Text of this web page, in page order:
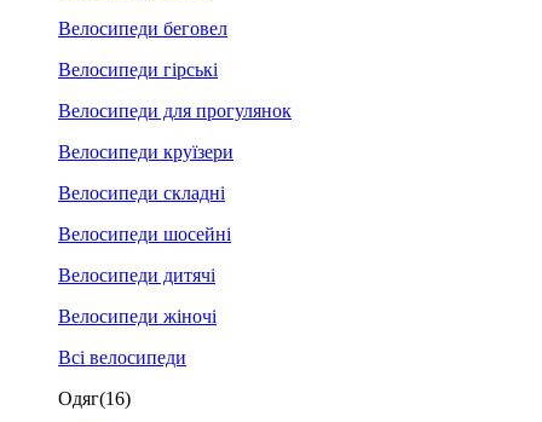
Велосипеди беговел
Велосипеди гірські
Велосипеди для прогулянок
Велосипеди круїзери
Велосипеди складні
Велосипеди шосейні
Велосипеди дитячі
Велосипеди жіночі
Всі велосипеди
Одяг(16)